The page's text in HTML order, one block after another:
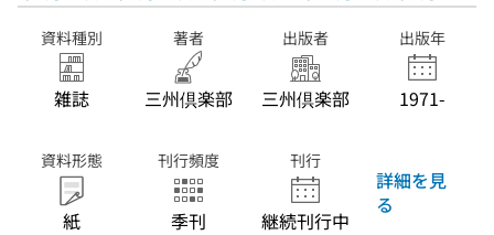
資料種別
雑誌
著者
三州倶楽部
出版者
三州倶楽部
出版年
1971-
資料形態
紙
刊行頻度
季刊
刊行
継続刊行中
詳細を見
る